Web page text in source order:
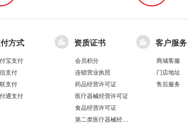
方式
宝支付
支付
支付
通支付
资质证书
会员积分
连锁营业执照
药品经营许可证
医疗器械经营许可证
食品经营许可证
第二类医疗器械经营备案凭证
客户服务
商城客服
门店地址
售后服务